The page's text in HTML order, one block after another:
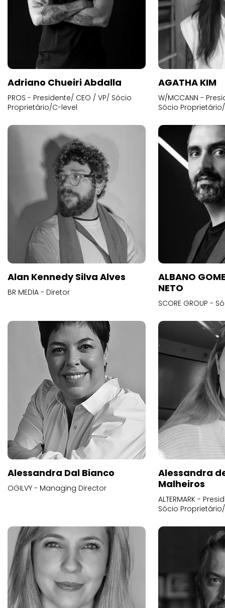
Adriano Chueiri Abdalla
PROS - Presidente/ CEO / VP/ Sócio
Proprietário/C-level
AGATHA KIM
W/MCCANN -
Sócio
Alan Kennedy Silva Alves
BR MEDIA - Diretor
ALBANO
NETO
SCORE GROUP -
Alessandra Dal Bianco
OGILVY - Managing Director
Alessandra
Malheiros
ALTERMARK -
Sócio